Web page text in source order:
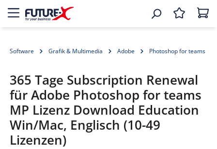
Software Grafik & Multimedia Adobe Photoshop for teams
365 Tage Subscription Renewal
für Adobe Photoshop for teams
MP Lizenz Download Education
Win/Mac, Englisch (10-49
Lizenzen)